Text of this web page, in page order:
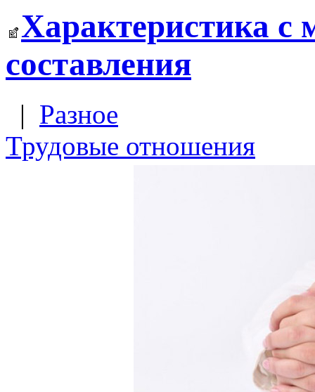
Характеристика с
составления
| Разное
Трудовые отношения